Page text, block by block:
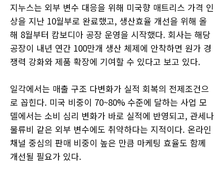
지누스는 외부 변수 대응을 위해 미국향 매트리스 가격 인
상을 지난 10월부로 완료했고, 생산효율 개선을 위해 올
해 8월부터 캄보디아 공장 운영을 시작했다. 회사는 해당
공장이 내년 연간 100만개 생산 체제에 안착하면 원가 경
쟁력 강화와 제품 확장에 기여할 수 있다고 보고 있다.
일각에서는 매출 구조 다변화가 실적 회복의 전제조건으
로 꼽힌다. 미국 비중이 70~80% 수준에 달하는 사업 모
델에서는 소비 심리 변화가 바로 실적에 반영되고, 관세나
물류비 같은 외부 변수에도 취약하다는 지적이다. 온라인
채널 중심의 판매 비중이 높은 만큼 마케팅 효율도 함께
개선될 필요가 있다.